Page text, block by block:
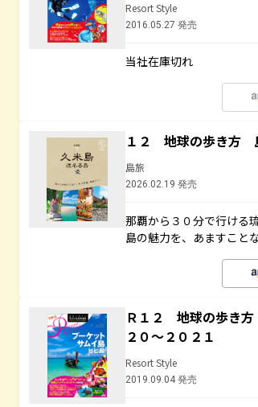
Resort Style
2016.05.27 発売
当社在庫切れ
１２ 地球の歩き方
島旅
2026.02.19 発売
那覇から３０分で行ける
島の魅力を、あますこと
Ｒ１２ 地球の歩き
２０～２０２１
Resort Style
2019.09.04 発売